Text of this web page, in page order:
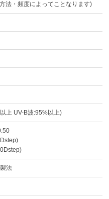
法・頻度によってことなります)
上 UV-B波:95%以上)
法